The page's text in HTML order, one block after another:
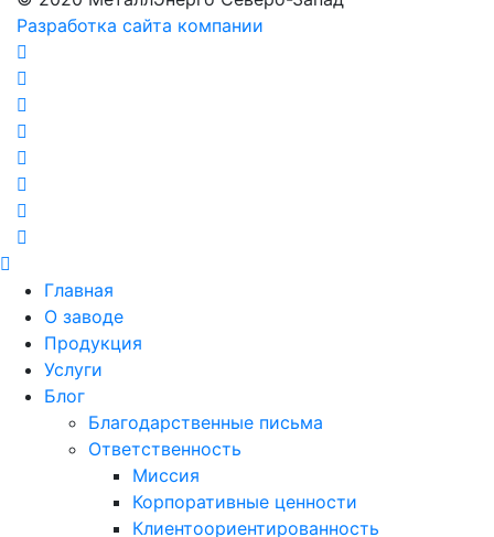
Разработка сайта компании
Главная
О заводе
Продукция
Услуги
Блог
Благодарственные письма
Ответственность
Миссия
Корпоративные ценности
Клиентоориентированность